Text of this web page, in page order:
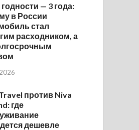
— 3 года:
в России
стал
расходником, а
против Niva
где
дешевле